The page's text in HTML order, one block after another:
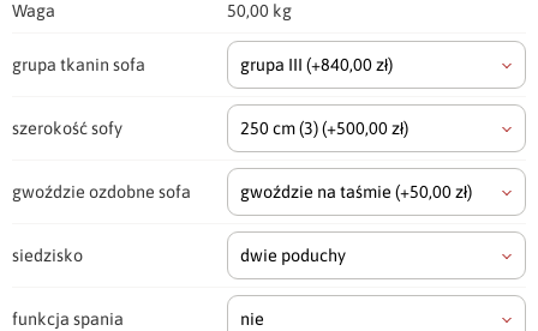
Waga 50,00 kg
grupa tkanin sofa grupa III (+840,00 zł)
szerokość sofy 250 cm(3)(+500,00 zł)
gwoździe ozdobne sofa gwoździe na taśmie (+50,00 zł)
siedzisko dwie poduchy
funkcja spania nie